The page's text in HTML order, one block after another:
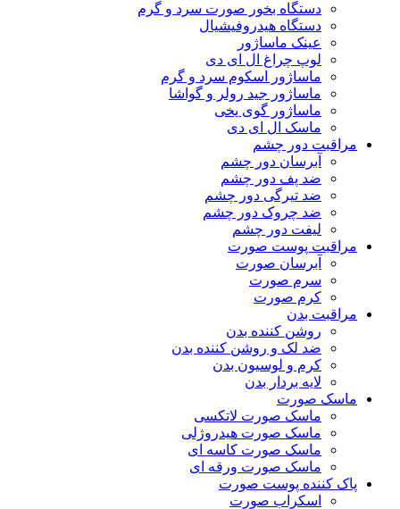
دستگاه بخور صورت سرد و گرم
دستگاه هیدروفیشیال
عینک ماساژور
لوپ چراغ ال ای دی
ماساژور اسکوم سرد و گرم
ماساژور جید رولر و گواشا
ماساژور گوی یخی
ماسک ال ای دی
مراقبت دور چشم
آبرسان دور چشم
ضد پف دور چشم
ضد تیرگی دور چشم
ضد چروک دور چشم
لیفت دور چشم
مراقبت پوست صورت
آبرسان صورت
سرم صورت
کرم صورت
مراقبت بدن
روشن کننده بدن
ضد لک و روشن کننده بدن
کرم و لوسیون بدن
لایه بردار بدن
ماسک صورت
ماسک صورت لاتکسی
ماسک صورت هیدروژلی
ماسک صورت کاسه ای
ماسک صورت ورقه ای
پاک کننده پوست صورت
اسکراب صورت